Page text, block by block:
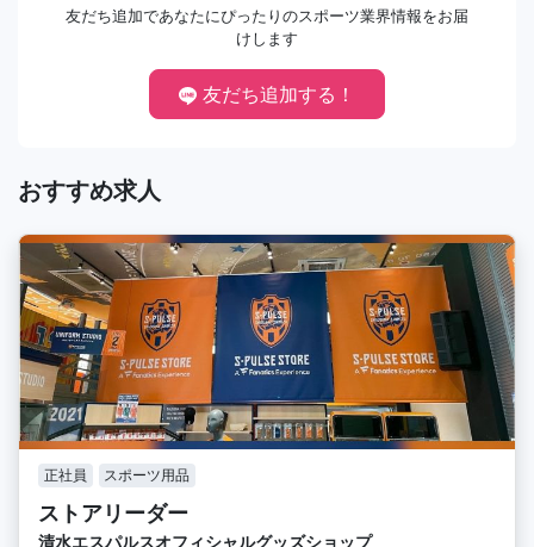
友だち追加であなたにぴったりのスポーツ業界情報をお届
けします
友だち追加する！
おすすめ求人
正社員 スポーツ用品
ストアリーダー
清水エスパルスオフィシャルグッズショップ